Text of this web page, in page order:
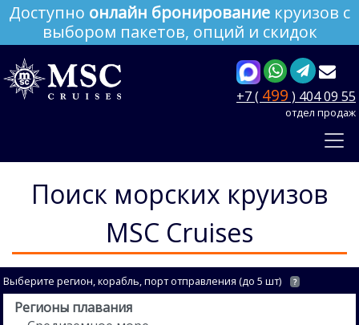
Доступно онлайн бронирование круизов с
выбором пакетов, опций и скидок
+7 ( 499 ) 404 09 55
отдел продаж
Поиск морских круизов
MSC Cruises
Выберите регион, корабль, порт отправления (до 5 шт) ?